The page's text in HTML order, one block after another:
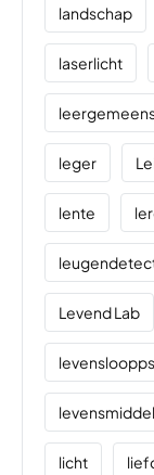
landschap
laserlicht
leger
lente
Levend Lab
licht